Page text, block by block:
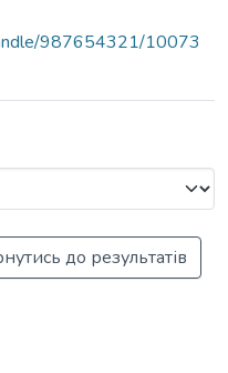
987654321/10073
до результатів